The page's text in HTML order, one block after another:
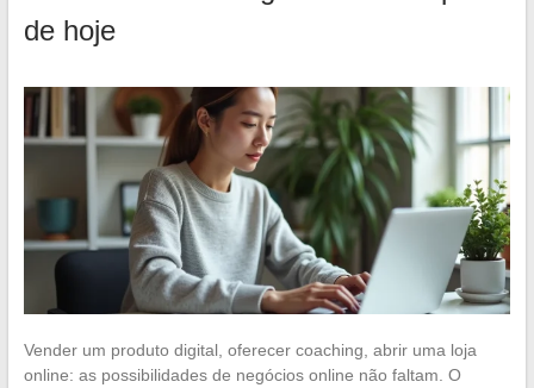
de hoje
Vender um produto digital, oferecer coaching, abrir uma loja
online: as possibilidades de negócios online não faltam. O